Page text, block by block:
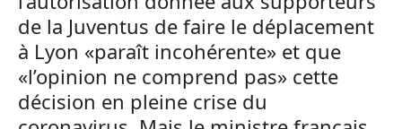
de la Juventus de faire le déplacement
à Lyon «paraît incohérente» et que
«l’opinion ne comprend pas» cette
décision en pleine crise du